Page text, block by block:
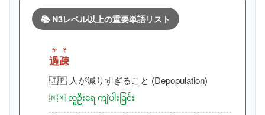
📚 N3レベル以上の重要単語リスト
過疎
かそ
🇯🇵 人が減りすぎること (Depopulation)
🇲🇲 လူဦးရေ ကျဲပါးခြင်း